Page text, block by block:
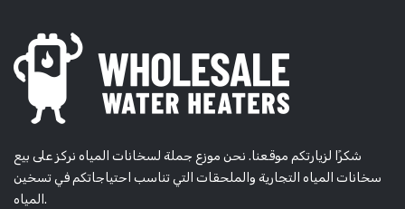
شكرًا لزيارتكم موقعنا. نحن موزع جملة لسخانات المياه نركز على بيع
سخانات المياه التجارية والملحقات التي تناسب احتياجاتكم في تسخين
المياه.